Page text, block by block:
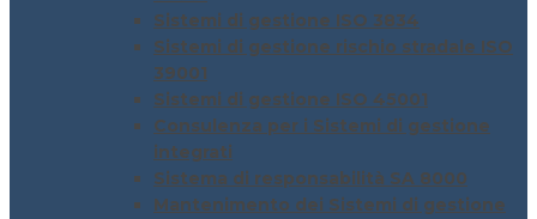
Sistemi di gestione ISO 3834
Sistemi di gestione rischio stradale ISO
39001
Sistemi di gestione ISO 45001
Consulenza per i Sistemi di gestione
integrati
Sistema di responsabilità SA 8000
Mantenimento dei Sistemi di gestione